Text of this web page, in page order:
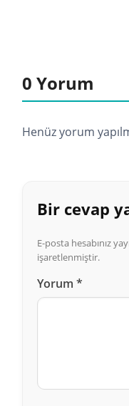
0 Yorum
Henüz yorum
Bir cevap
E-posta hesabınız
işaretlenmiştir.
Yorum *